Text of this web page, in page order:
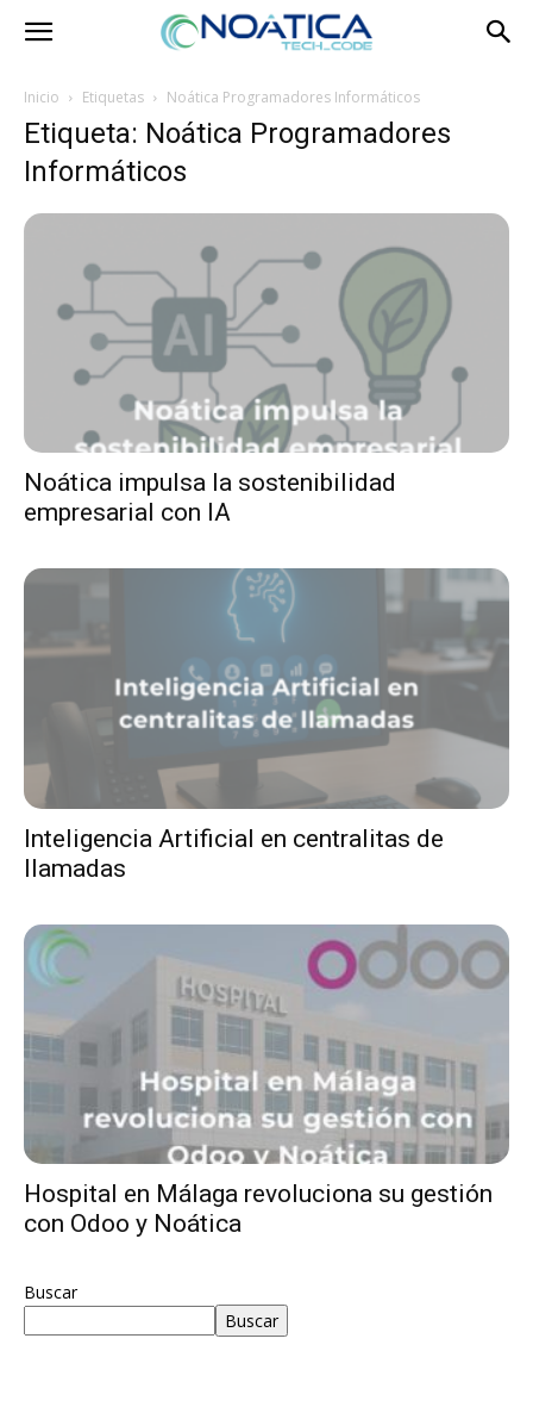
Inicio Etiquetas Noática Programadores Informáticos
Etiqueta: Noática Programadores
Informáticos
Noática impulsa la sostenibilidad
empresarial con IA
Inteligencia Artificial en centralitas de
llamadas
Hospital en Málaga revoluciona su gestión
con Odoo y Noática
Buscar
Buscar